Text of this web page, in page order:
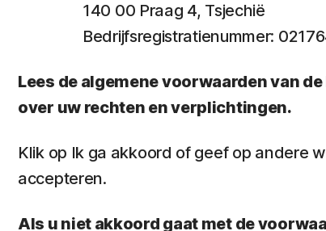
140 00 Praag 4, Tsjechië
Bedrijfsregistratienummer:
Lees de algemene voorwaarden van
over uw rechten en verplichtingen.
Klik op Ik ga akkoord of geef op andere
accepteren.
Als u niet akkoord gaat met de